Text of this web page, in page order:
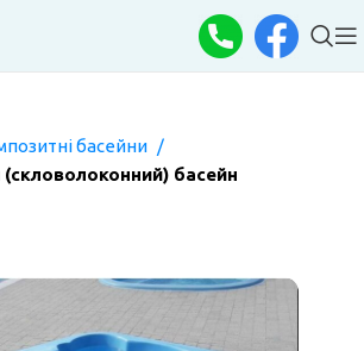
басейни
басейн